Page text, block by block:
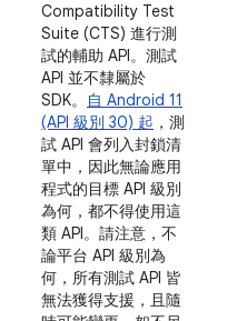
Compatibility Test
Suite (CTS) 進行測
試的輔助 API。測試
API 並不隸屬於
SDK。
自 Android 11
(API 級別 30) 起 ，測
試 API 會列入封鎖清
單中，因此無論應用
程式的目標 API 級別
為何，都不得使用這
類 API。請注意，不
論平台 API 級別為
何，所有測試 API 皆
無法獲得支援，且隨